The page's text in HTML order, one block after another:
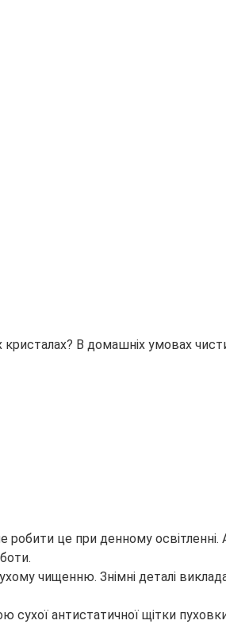
В домашніх умовах
це при денному освітленні.
чищенню. Знімні деталі
сухої антистатичної щітки